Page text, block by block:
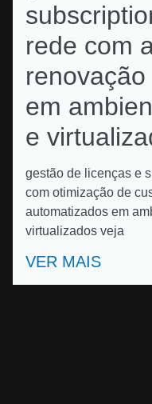
rede com
em
e
gestão de licenças e
com otimização de
automatizados em
virtualizados veja
VER MAIS